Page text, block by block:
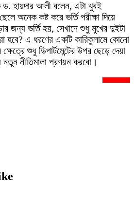
ড. হায়দার আলী বলেন, এটা খুবই
অনেক কষ্ট করে ভর্তি পরীক্ষা দিয়ে
জন্য ভর্তি হয়, সেখানে শুধু মুখের দুইটা
হবে? এ ধরণের একটি কারিকুলামে কোনো
ক্ষেত্রে শুধু ডিপার্টমেন্টের উপর ছেড়ে দেয়া
নীতিমালা প্রণয়ন করবো।